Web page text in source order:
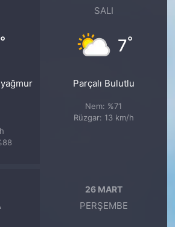
°
SALI
7°
Parçalı Bulutlu
Nem: %71
Rüzgar: 13 km/h
26 MART
PERŞEMBE